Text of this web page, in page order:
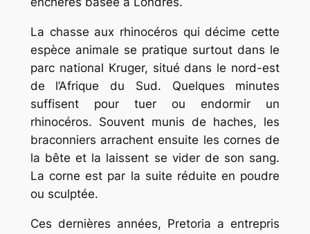
La chasse aux rhinocéros qui décime cette
espèce animale se pratique surtout dans le
parc national Kruger, situé dans le nord-est
de l’Afrique du Sud. Quelques minutes
suffisent pour tuer ou endormir un
rhinocéros. Souvent munis de haches, les
braconniers arrachent ensuite les cornes de
la bête et la laissent se vider de son sang.
La corne est par la suite réduite en poudre
ou sculptée.
Ces dernières années, Pretoria a entrepris